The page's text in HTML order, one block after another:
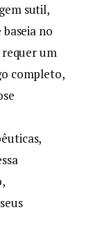
sutil,
no
requer um
completo,